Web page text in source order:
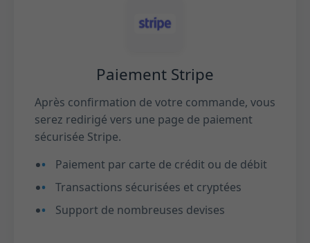
Paiement Stripe
Après confirmation de votre commande, vous
serez redirigé vers une page de paiement
sécurisée Stripe.
Paiement par carte de crédit ou de débit
Transactions sécurisées et cryptées
Support de nombreuses devises